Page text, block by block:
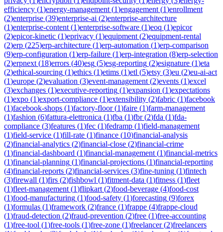
efficiency (1)energy-management (1)engagement (1)enrollment
(2)enterprise (39)enterprise-ai (2)enterprise-architecture
(1)enterprise-content (1)enterprise-software (1)eoq (1)epicor
(2)epicor-kinetic (1)eprivacy (1)equipment (2)equipment-rental
(2)erp (225)erp-architecture (1)erp-automation (1)erp-comparison
(9)erp-configuration (1)erp-failure (1)erp-integration (8)erp-selection
(2)erpnext (18)errors (40)esg (5)esg-reporting (2)esignature (1)eta
(2)ethical-sourcing (1)ethics (1)etims (1)etl (5)etsy (3)eu (2)eu-ai-act
(1)europe (2)evaluation (3)event-management (2)events (1)excel
(3)exchanges (1)executive-reporting (1)expansion (1)expectations
(1)expo (1)export-compliance (1)extensibility (2)fabric (1)facebook
(1)facebook-shops (1)factory-floor(1)faire (1)farm-management
(1)fashion (6)fattura-elettronica (1)fba (1)fbr(2)fda (1)fda-
compliance (3)features (1)fec (1)fedramp (1)field-management
(1)field-service (1)fill-rate (1)finance (10)financial-analysis
(2)financial-analytics (2)financial-close (2)financial-crime
(1)financial-dashboard (1)financial-management (1)financial-metrics
(1)financial-planning (1)financial-projections (1)financial-reporting
(4)financial-reports (2)financial-services (3)fine-tuning (1)fintech
(3)firewall (1)firs (2)fishbowl (1)fitment-data (1)fitness (1)fleet
(1)fleet-management (1)flipkart (2)food-beverage (4)food-cost
(1)food-manufacturing (1)food-safety (1)forecasting (9)forex
(1)formulas (1)framework (2)france (1)frappe (4)frappe-cloud
(1)fraud-detection (2)fraud-prevention (2)free (1)free-accounting
(1)free-tool (1)free-tools (1)free-zone (1)freelancer(2)freelancers